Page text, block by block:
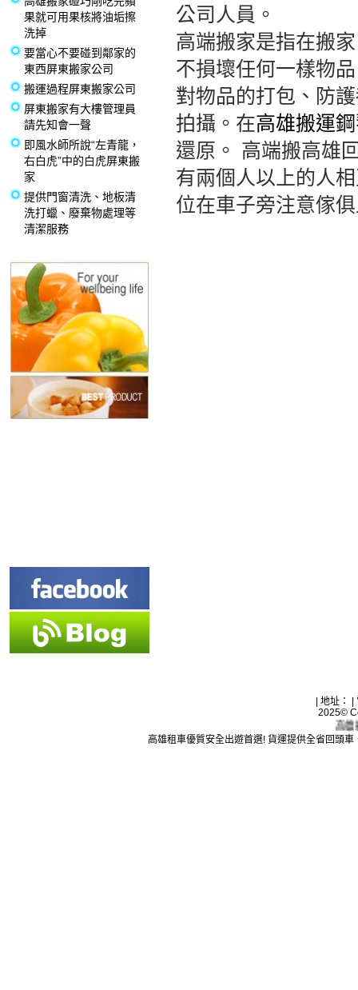
果就可用果核將油垢擦
洗掉
要當心不要碰到鄰家的
東西屏東搬家公司
搬運過程屏東搬家公司
屏東搬家有大樓管理員
請先知會一聲
即風水師所說“左青龍，
右白虎”中的白虎屏東搬
家
提供門窗清洗、地板清
洗打蠟、廢棄物處理等
清潔服務
公司人員。
高端搬家是指在搬
不損壞任何一樣物
對物品的打包、防
拍攝。在高雄搬運
還原。 高端搬高雄
有兩個人以上的人
位在車子旁注意傢
| 地址：
2025©
高雄搬
高雄租車優質安全出遊首選! 貨運提供全省回頭車